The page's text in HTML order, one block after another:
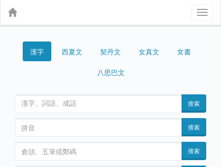
漢字 西夏文 契丹文 女真文 女書
八思巴文
搜索
搜索
搜索